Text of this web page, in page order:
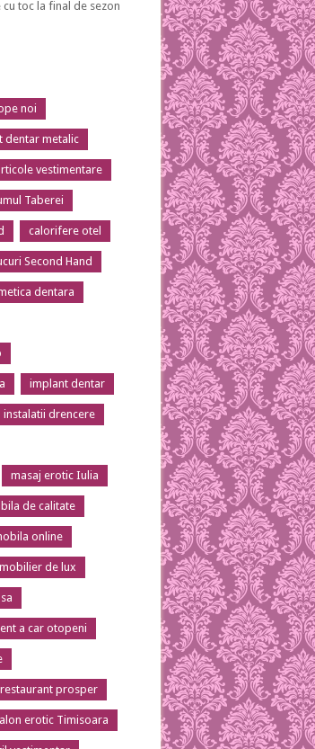
toc la final de sezon
noi
dentar metalic
vestimentare
Taberei
calorifere otel
Second Hand
dentara
implant dentar
instalatii drencere
masaj erotic Iulia
de calitate
online
mobilier de lux
a car otopeni
restaurant prosper
erotic Timisoara